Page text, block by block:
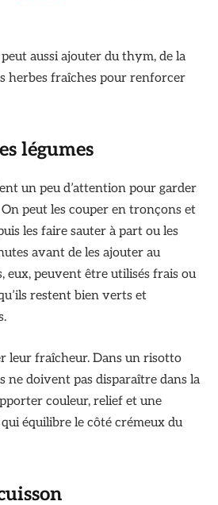
aussi ajouter du thym, de la
herbes fraîches pour renforcer
légumes
un peu d’attention pour garder
peut les couper en tronçons et
les faire sauter à part ou les
avant de les ajouter au
eux, peuvent être utilisés frais ou
restent bien verts et
leur fraîcheur. Dans un risotto
ne doivent pas disparaître dans la
couleur, relief et une
équilibre le côté crémeux du